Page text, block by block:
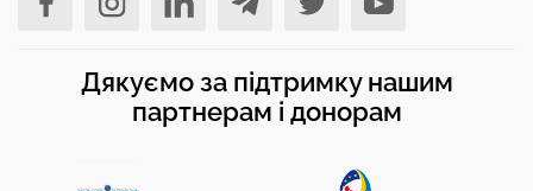
Дякуємо за підтримку нашим
партнерам і донорам